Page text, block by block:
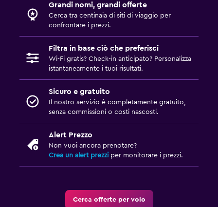
Grandi nomi, grandi offerte
Cerca tra centinaia di siti di viaggio per
confrontare i prezzi.
Filtra in base ciò che preferisci
Wi-Fi gratis? Check-in anticipato? Personalizza
istantaneamente i tuoi risultati.
Sicuro e gratuito
Il nostro servizio è completamente gratuito,
senza commissioni o costi nascosti.
Alert Prezzo
Non vuoi ancora prenotare?
Crea un alert prezzi per monitorare i prezzi.
Cerca offerte per volo